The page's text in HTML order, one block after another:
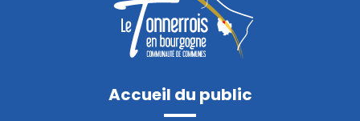
Accueil du public